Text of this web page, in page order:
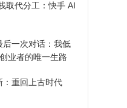
取代分工：快手 AI
一次对话：我低
业者的唯一生路
：重回上古时代